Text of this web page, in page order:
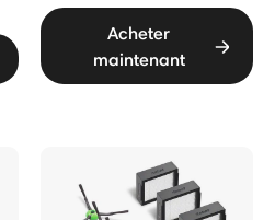
Acheter
maintenant